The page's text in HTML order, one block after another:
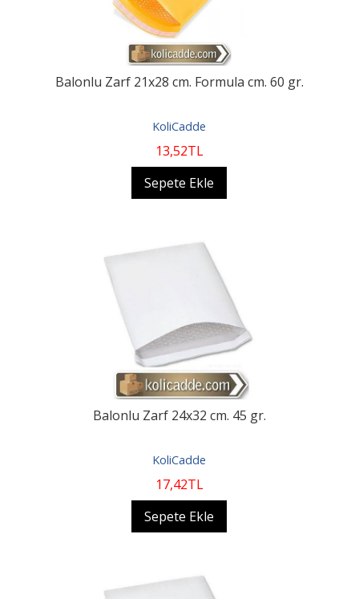
Balonlu Zarf 21x28 cm. Formula cm. 60 gr.
KoliCadde
13,52TL
Sepete Ekle
Balonlu Zarf 24x32 cm. 45 gr.
KoliCadde
17,42TL
Sepete Ekle